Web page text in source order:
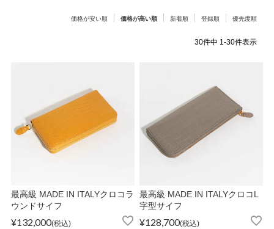
#キーワ #キー
ッグ
ンズ
価格が安い順 価格が高い順 新着順 登録順 優先度順
30件中 1-30件表示
最高級 MADE IN ITALYクロコラ
ウンドサイフ
¥132,000 税込
最高級 MADE IN ITALYクロコL
字型サイフ
¥128,700 税込